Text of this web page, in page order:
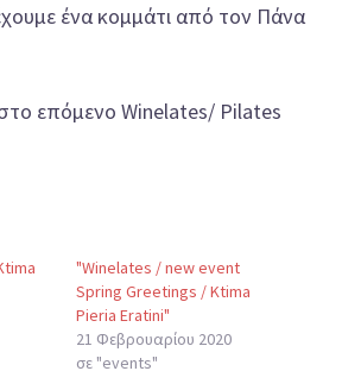
ένα κομμάτι από τον Πάνα
επόμενο Winelates/ Pilates
"Winelates / new event
Spring Greetings / Ktima
Pieria Eratini"
21 Φεβρουαρίου 2020
σε "events"